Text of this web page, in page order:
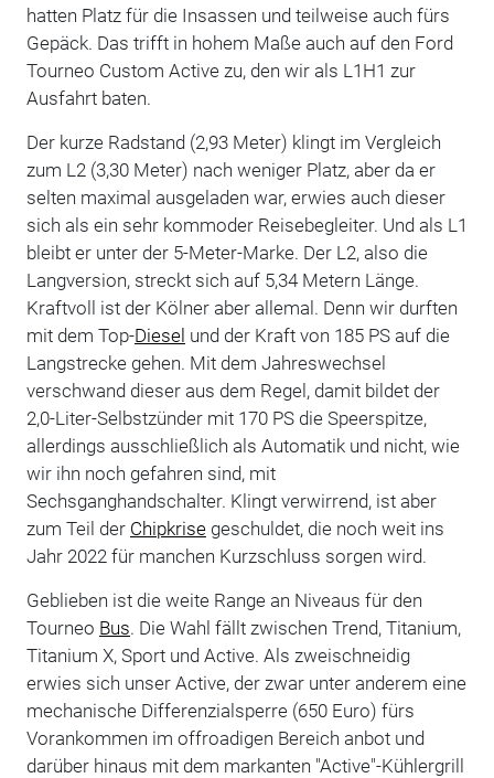
hatten Platz für die Insassen und teilweise auch fürs
Gepäck. Das trifft in hohem Maße auch auf den Ford
Tourneo Custom Active zu, den wir als L1H1 zur
Ausfahrt baten.
Der kurze Radstand (2,93 Meter) klingt im Vergleich
zum L2 (3,30 Meter) nach weniger Platz, aber da er
selten maximal ausgeladen war, erwies auch dieser
sich als ein sehr kommoder Reisebegleiter. Und als L1
bleibt er unter der 5-Meter-Marke. Der L2, also die
Langversion, streckt sich auf 5,34 Metern Länge.
Kraftvoll ist der Kölner aber allemal. Denn wir durften
mit dem Top-Diesel und der Kraft von 185 PS auf die
Langstrecke gehen. Mit dem Jahreswechsel
verschwand dieser aus dem Regel, damit bildet der
2,0-Liter-Selbstzünder mit 170 PS die Speerspitze,
allerdings ausschließlich als Automatik und nicht, wie
wir ihn noch gefahren sind, mit
Sechsganghandschalter. Klingt verwirrend, ist aber
zum Teil der Chipkrisegeschuldet, die noch weit ins
Jahr 2022 für manchen Kurzschluss sorgen wird.
Geblieben ist die weite Range an Niveaus für den
Tourneo Bus. Die Wahl fällt zwischen Trend, Titanium,
Titanium X, Sport und Active. Als zweischneidig
erwies sich unser Active, der zwar unter anderem eine
mechanische Differenzialsperre (650 Euro) fürs
Vorankommen im offroadigen Bereich anbot und
darüber hinaus mit dem markanten "Active"-Kühlergrill